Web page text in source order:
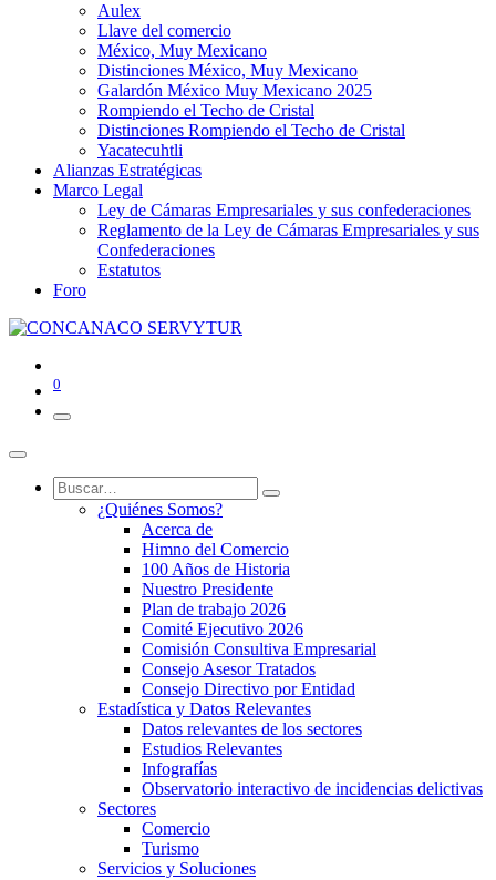
Aulex
Llave del comercio
México, Muy Mexicano
Distinciones México, Muy Mexicano
Galardón México Muy Mexicano 2025
Rompiendo el Techo de Cristal
Distinciones Rompiendo el Techo de Cristal
Yacatecuhtli
Alianzas Estratégicas
Marco Legal
Ley de Cámaras Empresariales y sus confederaciones
Reglamento de la Ley de Cámaras Empresariales y sus
Confederaciones
Estatutos
Foro
0
¿Quiénes Somos?
Acerca de
Himno del Comercio
100 Años de Historia
Nuestro Presidente
Plan de trabajo 2026
Comité Ejecutivo 2026
Comisión Consultiva Empresarial
Consejo Asesor Tratados
Consejo Directivo por Entidad
Estadística y Datos Relevantes
Datos relevantes de los sectores
Estudios Relevantes
Infografías
Observatorio interactivo de incidencias delictivas
Sectores
Comercio
Turismo
Servicios y Soluciones